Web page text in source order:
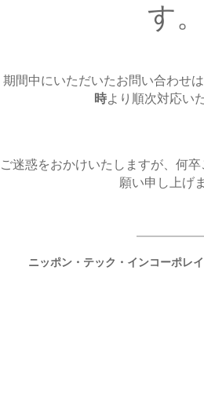
す。
期間中にいただいたお問い合わせは
時より順次対応い
ご迷惑をおかけいたしますが、何
願い申し上げ
ニッポン・テック・インコーポレ